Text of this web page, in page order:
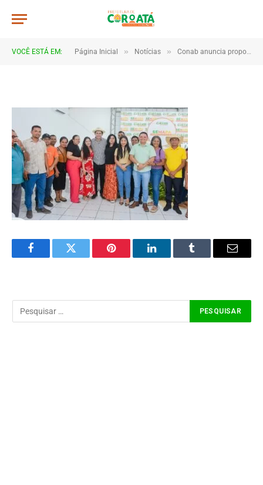
VOCÊ ESTÁ EM: Página Inicial » Notícias » Conab anuncia propostas do PAA aprovadas para grupos rurais de Coroatá
a0031
FacebookTwitter Pinterest LinkedInTumblr Email